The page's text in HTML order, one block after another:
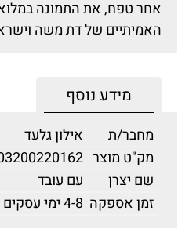
אחר טפח, את התמונה
האמיתיים של דת משה
מידע נוסף
מחבר/ת
אילון גלעד
מק"ט מוצר
שם יצרן
עם עובד
זמן אספקה 4-8 ימי עסקים